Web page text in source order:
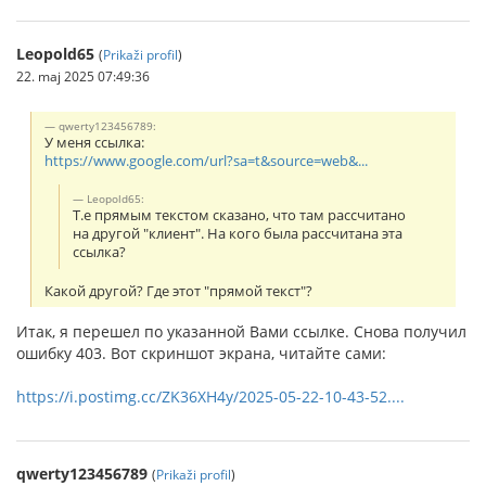
Leopold65 (Prikaži profil)
22. maj 2025 07:49:36
qwerty123456789:
У меня ссылка:
https://www.google.com/url?sa=t&source=web&...
Leopold65:
Т.е прямым текстом сказано, что там рассчитано
на другой "клиент". На кого была рассчитана эта
ссылка?
Какой другой? Где этот "прямой текст"?
Итак, я перешел по указанной Вами ссылке. Снова получил
ошибку 403. Вот скриншот экрана, читайте сами:
https://i.postimg.cc/ZK36XH4y/2025-05-22-10-43-52....
qwerty123456789 (Prikaži profil)